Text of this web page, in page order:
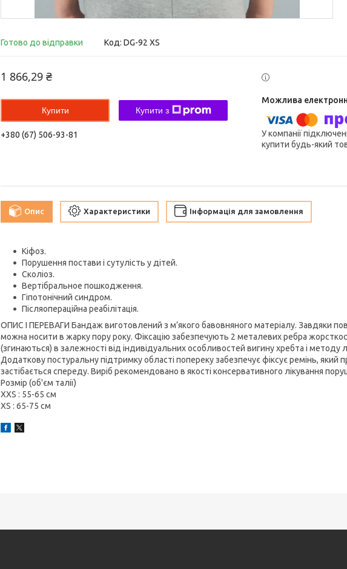
Готово до відправки Код: DG-92 XS
1 866,29 ₴
Купити Купити з
+380 (67) 506-93-81
У компанії
купити будь-який
Опис Характеристики Інформація для замовлення
Кіфоз.
Порушення постави і сутулість у дітей.
Сколіоз.
Вертібральное пошкодження.
Гіпотонічний синдром.
Післяопераційна реабілітація.
ОПИС І ПЕРЕВАГИ Бандаж виготовлений з м’якого бавовняного матеріалу. Завдяки
можна носити в жарку пору року. Фіксацію забезпечують 2 металевих ребра
(згинаються) в залежності від індивідуальних особливостей вигину хребта і методу
Додаткову постуральну підтримку області попереку забезпечує фіксує ремінь, який
застібається спереду. Виріб рекомендовано в якості консервативного лікування
Розмір (об'єм талії)
XXS : 55-65 см
XS : 65-75 см